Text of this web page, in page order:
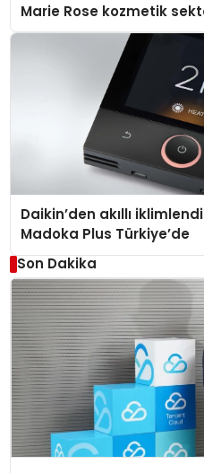
Marie Rose kozmetik
Daikin’den akıllı
Madoka Plus Türkiye’de
Son Dakika